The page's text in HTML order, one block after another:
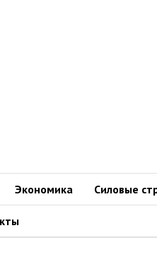
Экономика Силовые